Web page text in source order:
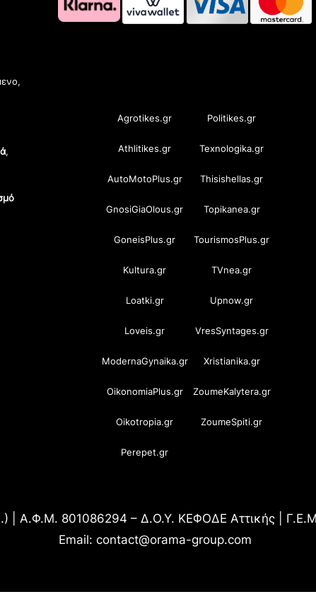
,
Agrotikes.gr Politikes.gr
Athlitikes.gr Texnologika.gr
AutoMotoPlus.gr Thisishellas.gr
GnosiGiaOlous.gr Topikanea.gr
GoneisPlus.gr TourismosPlus.gr
Kultura.gr TVnea.gr
Loatki.gr Upnow.gr
Loveis.gr VresSyntages.gr
ModernaGynaika.gr Xristianika.gr
OikonomiaPlus.gr ZoumeKalytera.gr
Oikotropia.gr ZoumeSpiti.gr
Perepet.gr
| Α.Φ.Μ. 801086294 – Δ.Ο.Υ. ΚΕΦΟΔΕ Αττικής |
Email: contact@orama-group.com